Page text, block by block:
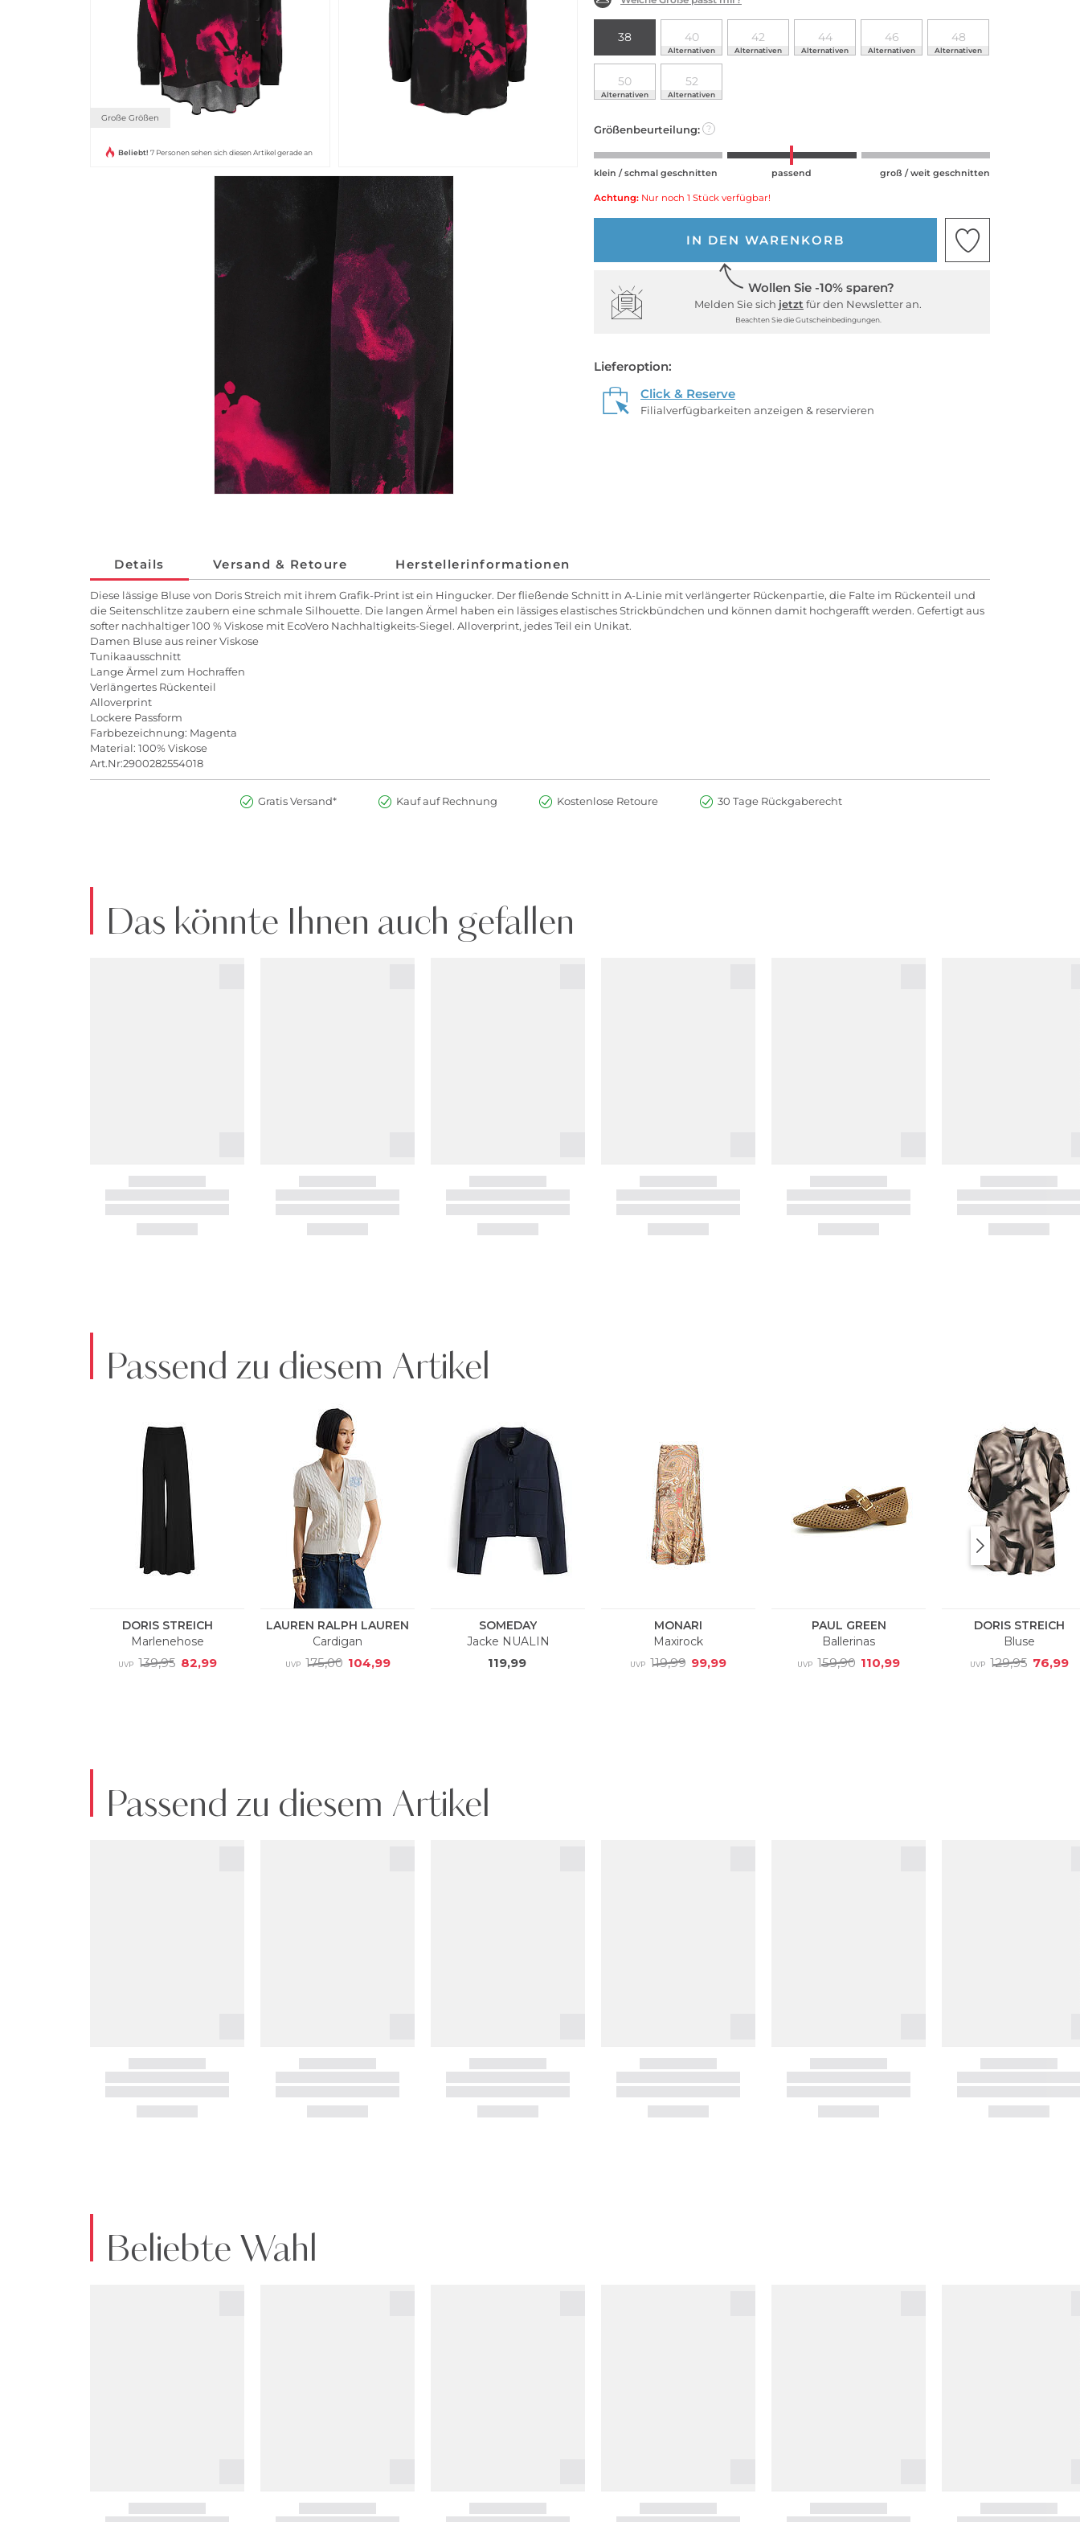
Große Größen
Beliebt! 7 Personen sehen sich diesen Artikel gerade an
38 40
Alternativen
42
Alternativen
44
Alternativen
46
Alternativen
48
Alternativen
50
Alternativen
52
Alternativen
Größenbeurteilung: ?
klein / schmal geschnitten passend groß / weit geschnitten
Achtung: Nur noch 1 Stück verfügbar!
IN DEN WARENKORB
Wollen Sie -10% sparen?
Melden Sie sich jetzt für den Newsletter an.
Beachten Sie die Gutscheinbedingungen.
Lieferoption:
Click & Reserve
Filialverfügbarkeiten anzeigen & reservieren
Details Versand & Retoure Herstellerinformationen
Diese lässige Bluse von Doris Streich mit ihrem Grafik-Print ist ein Hingucker. Der fließende Schnitt in A-Linie mit verlängerter Rückenpartie, die Falte im Rückenteil und
die Seitenschlitze zaubern eine schmale Silhouette. Die langen Ärmel haben ein lässiges elastisches Strickbündchen und können damit hochgerafft werden. Gefertigt aus
softer nachhaltiger 100 % Viskose mit EcoVero Nachhaltigkeits-Siegel. Alloverprint, jedes Teil ein Unikat.
Damen Bluse aus reiner Viskose
Tunikaausschnitt
Lange Ärmel zum Hochraffen
Verlängertes Rückenteil
Alloverprint
Lockere Passform
Farbbezeichnung: Magenta
Material: 100% Viskose
Art.Nr:2900282554018
Gratis Versand* Kauf auf Rechnung Kostenlose Retoure 30 Tage Rückgaberecht
Das könnte Ihnen auch gefallen
Passend zu diesem Artikel
Passend zu diesem Artikel
Beliebte Wahl